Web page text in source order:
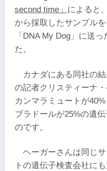
second time」 によると
から採取したサンプル
「DNA My Dog」に送
た。
カナダにある同社の
の記者クリスティーナ
カンマラミュートが
ブラドールが25%の遺
のです。
ヘーガーさんは同じ
トの遺伝子検査会社に